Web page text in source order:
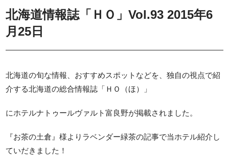
北海道情報誌「ＨＯ」Vol.93 2015年6
月25日
北海道の旬な情報、おすすめスポットなどを、独自の視点で紹
介する北海道の総合情報誌「ＨＯ（ほ）」
にホテルナトゥールヴァルト富良野が掲載されました。
『お茶の土倉』様よりラベンダー緑茶の記事で当ホテル紹介し
ていだきました！